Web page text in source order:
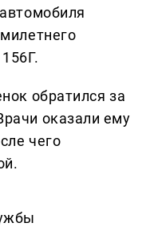
обратился за
оказали ему
чего